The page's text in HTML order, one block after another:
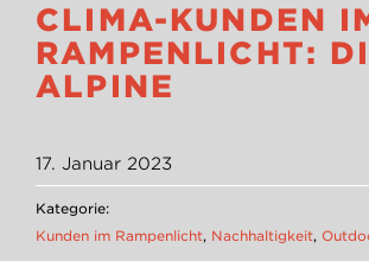
CLIMA-KUNDEN
RAMPENLICHT:
ALPINE
17. Januar 2023
Kategorie:
Kunden im Rampenlicht, Nachhaltigkeit,